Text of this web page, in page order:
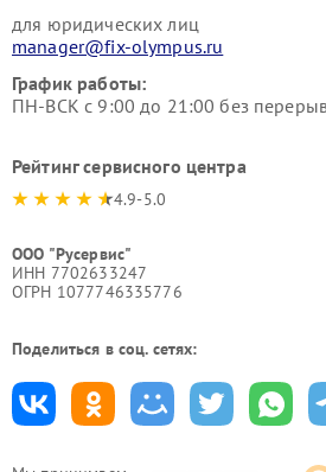
для юридических лиц
manager@fix-olympus.ru
График работы:
ПН-ВСК с 9:00 до 21:00 без
Рейтинг сервисного центра
4.9-5.0
ООО "Русервис"
ИНН 7702633247
ОГРН 1077746335776
Поделиться в соц. сетях: